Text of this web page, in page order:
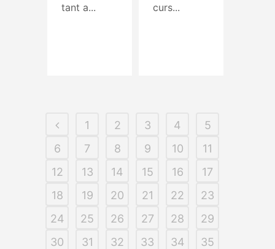
tant a...
curs...
1 2 3 4
5
6
7 8 9 10
11
12
13 14 15 16
17
18
19 20 21 22
23
24
25 26 27 28
29
30
31 32 33 34 35